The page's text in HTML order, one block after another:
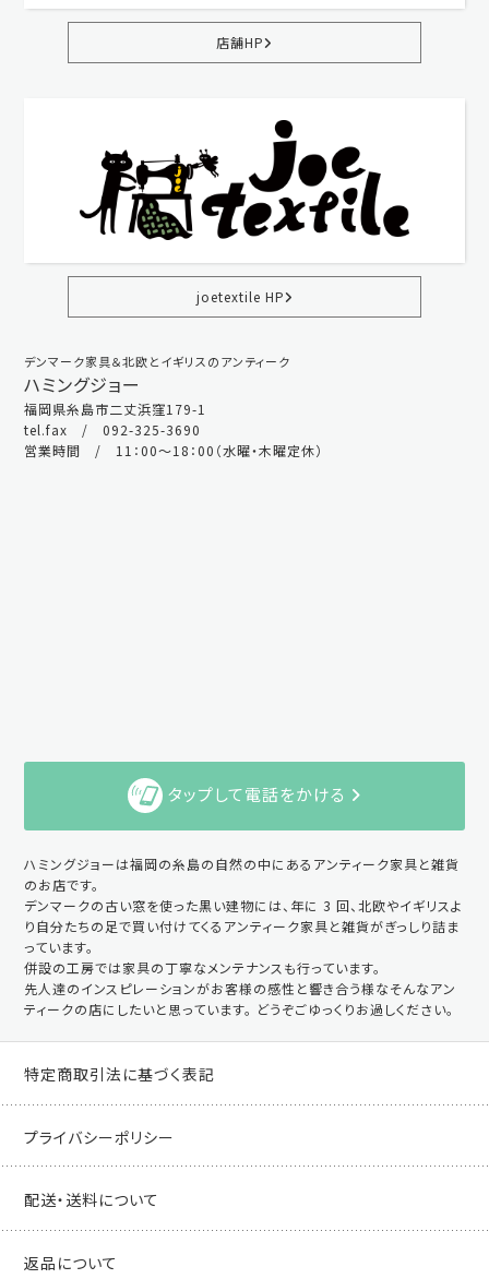
店舗HP
joetextile HP
デンマーク家具＆北欧とイギリスのアンティーク
ハミングジョー
福岡県糸島市二丈浜窪179-1
tel.fax / 092-325-3690
営業時間 / 11：00～18：00（水曜・木曜定休）
タップして電話をかける
ハミングジョーは福岡の糸島の自然の中にあるアンティーク家具と雑貨
のお店です。
デンマークの古い窓を使った黒い建物には、年に 3 回、北欧やイギリスよ
り自分たちの足で買い付けてくるアンティーク家具と雑貨がぎっしり詰ま
っています。
併設の工房では家具の丁寧なメンテナンスも行っています。
先人達のインスピレーションがお客様の感性と響き合う様なそんなアン
ティークの店にしたいと思っています。 どうぞごゆっくりお過しください。
特定商取引法に基づく表記
プライバシーポリシー
配送・送料について
返品について